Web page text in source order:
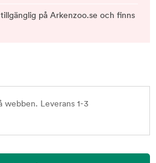
på Arkenzoo.se och finns
webben. Leverans 1-3